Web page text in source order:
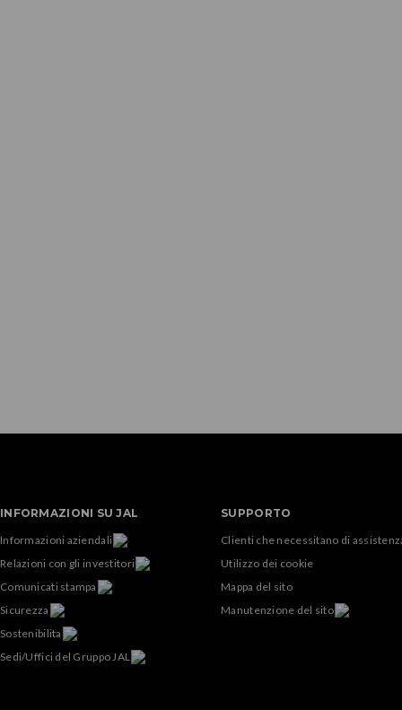
INFORMAZIONI SU JAL
Informazioni aziendali
Relazioni con gli investitori
Comunicati stampa
Sicurezza
Sostenibilita
Sedi/Uffici del Gruppo JAL
SUPPORTO
Clienti che necessitano di
Utilizzo dei cookie
Mappa del sito
Manutenzione del sito